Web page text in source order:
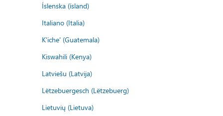
Íslenska (ísland)
Italiano (Italia)
K'iche' (Guatemala)
Kiswahili (Kenya)
Latviešu (Latvija)
Lëtzebuergesch (Lëtzebuerg)
Lietuvių (Lietuva)